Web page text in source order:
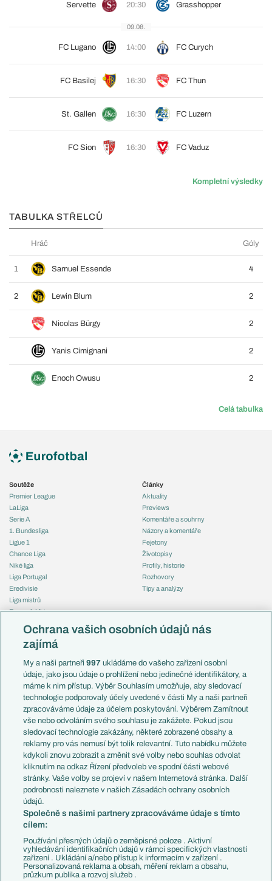
Servette 20:30 Grasshopper
09.08.
FC Lugano 14:00 FC Curych
FC Basilej 16:30 FC Thun
St. Gallen 16:30 FC Luzern
FC Sion 16:30 FC Vaduz
Kompletní výsledky
TABULKA STŘELCŮ
Hráč Góly
1 Samuel Essende 4
2 Lewin Blum 2
Nicolas Bürgy 2
Yanis Cimignani 2
Enoch Owusu 2
Celá tabulka
Soutěže
Premier League
LaLiga
Serie A
1. Bundesliga
Ligue 1
Chance Liga
Niké liga
Liga Portugal
Eredivisie
Liga mistrů
Evropská liga
Mistrovství světa
Liga národů
Témata
Představení týmů MS
EuroSkauting
PL v kostce
Evropské koeficienty
Přestupy
Přestupové spekulace
Zranění
Kluby
Arsenal FC
Chelsea FC
Manchester United
AC Milán
Juventus FC
Bayern Mnichov
FC Barcelona
Real Madrid
Články
Aktuality
Previews
Komentáře a souhrny
Názory a komentáře
Fejetony
Životopisy
Profily, historie
Rozhovory
Tipy a analýzy
Česko
Francie
Itálie
Německo
Španělsko
Argentina
Brazílie
Přestupy
Zápasy
Livescore
Tipovací soutěž
Ochrana vašich osobních údajů nás
zajímá
My a naši partneři997 ukládáme do vašeho zařízení osobní
údaje, jako jsou údaje o prohlížení nebo jedinečné identifikátory, a
máme k nim přístup. Výběr Souhlasím umožňuje, aby sledovací
technologie podporovaly účely uvedené v části My a naši partneři
zpracováváme údaje za účelem poskytování. Výběrem Zamítnout
vše nebo odvoláním svého souhlasu je zakážete. Pokud jsou
sledovací technologie zakázány, některé zobrazené obsahy a
reklamy pro vás nemusí být tolik relevantní. Tuto nabídku můžete
kdykoli znovu zobrazit a změnit své volby nebo souhlas odvolat
kliknutím na odkaz Řízení předvoleb ve spodní části webové
stránky. Vaše volby se projeví v našem Internetová stránka. Další
podrobnosti naleznete v našich Zásadách ochrany osobních
údajů.
Společně s našimi partnery zpracováváme údaje s tímto
cílem:
Používání přesných údajů o zeměpisné poloze . Aktivní
vyhledávání identifikačních údajů v rámci specifických vlastností
zařízení . Ukládání a/nebo přístup k informacím v zařízení .
Personalizovaná reklama a obsah, měření reklam a obsahu,
průzkum publika a rozvoj služeb .